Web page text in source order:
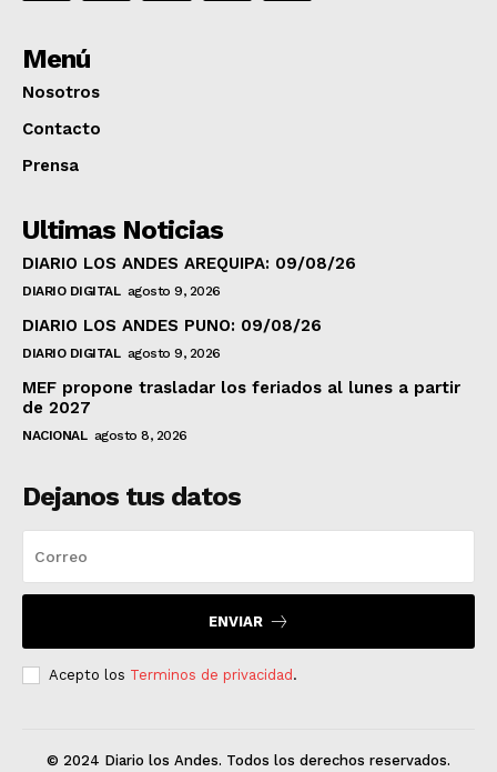
Menú
Nosotros
Contacto
Prensa
Ultimas Noticias
DIARIO LOS ANDES AREQUIPA: 09/08/26
DIARIO DIGITAL agosto 9, 2026
DIARIO LOS ANDES PUNO: 09/08/26
DIARIO DIGITAL agosto 9, 2026
MEF propone trasladar los feriados al lunes a partir
de 2027
NACIONAL agosto 8, 2026
Dejanos tus datos
ENVIAR
Acepto los Terminos de privacidad .
© 2024 Diario los Andes. Todos los derechos reservados.